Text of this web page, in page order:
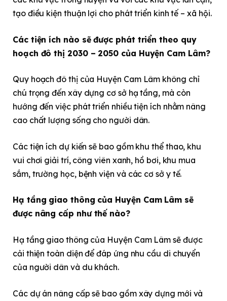
tạo điều kiện thuận lợi cho phát triển kinh tế – xã hội.
Các tiện ích nào sẽ được phát triển theo quy
hoạch đô thị 2030 – 2050 của Huyện Cam Lâm?
Quy hoạch đô thị của Huyện Cam Lâm không chỉ
chú trọng đến xây dựng cơ sở hạ tầng, mà còn
hướng đến việc phát triển nhiều tiện ích nhằm nâng
cao chất lượng sống cho người dân.
Các tiện ích dự kiến sẽ bao gồm khu thể thao, khu
vui chơi giải trí, công viên xanh, hồ bơi, khu mua
sắm, trường học, bệnh viện và các cơ sở y tế.
Hạ tầng giao thông của Huyện Cam Lâm sẽ
được nâng cấp như thế nào?
Hạ tầng giao thông của Huyện Cam Lâm sẽ được
cải thiện toàn diện để đáp ứng nhu cầu di chuyển
của người dân và du khách.
Các dự án nâng cấp sẽ bao gồm xây dựng mới và